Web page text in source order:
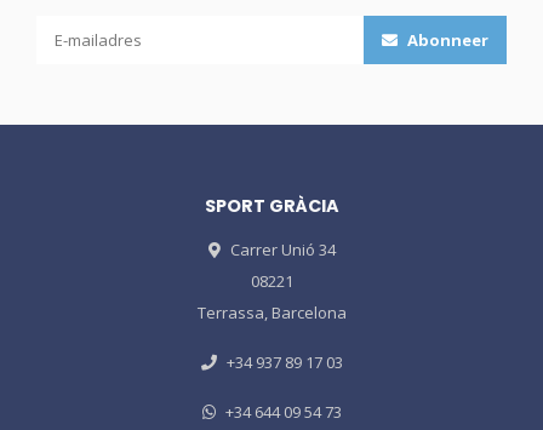
Abonneer
SPORT GRÀCIA
Carrer Unió 34
08221
Terrassa, Barcelona
+34 937 89 17 03
+34 644 09 54 73